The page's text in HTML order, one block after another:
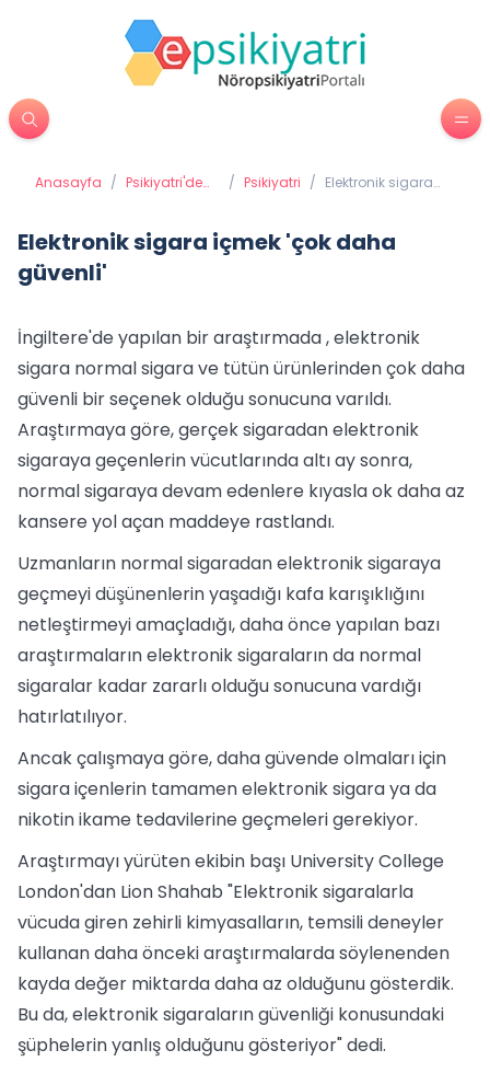
Anasayfa / Psikiyatri'de
/ Psikiyatri / Elektronik sigara
Elektronik sigara içmek 'çok daha
güvenli'
İngiltere'de yapılan bir araştırmada , elektronik
sigara normal sigara ve tütün ürünlerinden çok daha
güvenli bir seçenek olduğu sonucuna varıldı.
Araştırmaya göre, gerçek sigaradan elektronik
sigaraya geçenlerin vücutlarında altı ay sonra,
normal sigaraya devam edenlere kıyasla ok daha az
kansere yol açan maddeye rastlandı.
Uzmanların normal sigaradan elektronik sigaraya
geçmeyi düşünenlerin yaşadığı kafa karışıklığını
netleştirmeyi amaçladığı, daha önce yapılan bazı
araştırmaların elektronik sigaraların da normal
sigaralar kadar zararlı olduğu sonucuna vardığı
hatırlatılıyor.
Ancak çalışmaya göre, daha güvende olmaları için
sigara içenlerin tamamen elektronik sigara ya da
nikotin ikame tedavilerine geçmeleri gerekiyor.
Araştırmayı yürüten ekibin başı University College
London'dan Lion Shahab "Elektronik sigaralarla
vücuda giren zehirli kimyasalların, temsili deneyler
kullanan daha önceki araştırmalarda söylenenden
kayda değer miktarda daha az olduğunu gösterdik.
Bu da, elektronik sigaraların güvenliği konusundaki
şüphelerin yanlış olduğunu gösteriyor" dedi.